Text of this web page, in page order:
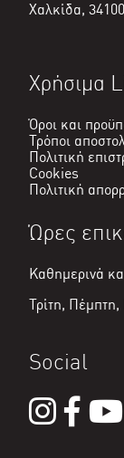
Χαλκίδα, 34100
Χρήσιμα
Όροι και
Τρόποι
Πολιτική
Cookies
Πολιτική
Ώρες
Καθημερινά
Τρίτη,
Social